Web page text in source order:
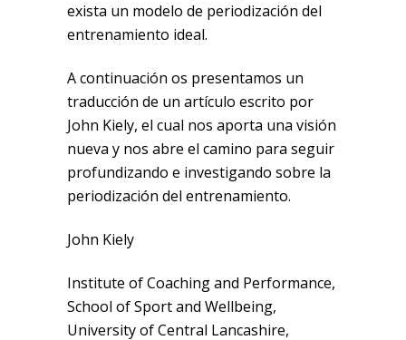
exista un modelo de periodización del
entrenamiento ideal.
A continuación os presentamos un
traducción de un artículo escrito por
John Kiely, el cual nos aporta una visión
nueva y nos abre el camino para seguir
profundizando e investigando sobre la
periodización del entrenamiento.
John Kiely
Institute of Coaching and Performance,
School of Sport and Wellbeing,
University of Central Lancashire,